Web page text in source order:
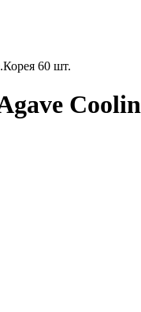
60 шт.